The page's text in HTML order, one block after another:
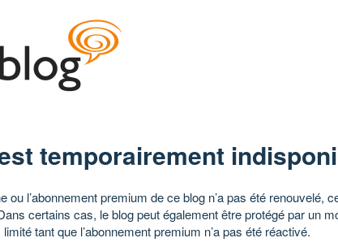
temporairement
ou l’abonnement premium de ce blog n’a pas été renouvelé,
certains cas, le blog peut également être protégé par un
tant que l’abonnement premium n’a pas été réactivé.